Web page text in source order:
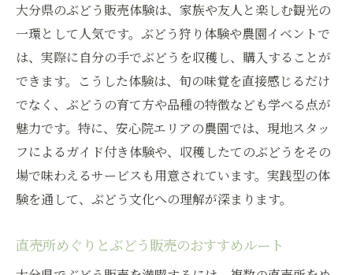
大分県のぶどう販売体験は、家族や友人と楽しむ観光の
一環として人気です。ぶどう狩り体験や農園イベントで
は、実際に自分の手でぶどうを収穫し、購入することが
できます。こうした体験は、旬の味覚を直接感じるだけ
でなく、ぶどうの育て方や品種の特徴なども学べる点が
魅力です。特に、安心院エリアの農園では、現地スタッ
フによるガイド付き体験や、収穫したてのぶどうをその
場で味わえるサービスも用意されています。実践型の体
験を通して、ぶどう文化への理解が深まります。
直売所めぐりとぶどう販売のおすすめルート